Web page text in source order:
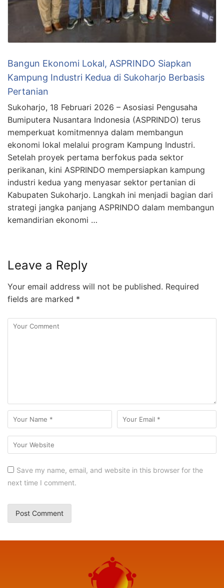
Bangun Ekonomi Lokal, ASPRINDO Siapkan
Kampung Industri Kedua di Sukoharjo Berbasis
Pertanian
Sukoharjo, 18 Februari 2026 – Asosiasi Pengusaha
Bumiputera Nusantara Indonesia (ASPRINDO) terus
memperkuat komitmennya dalam membangun
ekonomi lokal melalui program Kampung Industri.
Setelah proyek pertama berfokus pada sektor
perikanan, kini ASPRINDO mempersiapkan kampung
industri kedua yang menyasar sektor pertanian di
Kabupaten Sukoharjo. Langkah ini menjadi bagian dari
strategi jangka panjang ASPRINDO dalam membangun
kemandirian ekonomi …
Leave a Reply
Your email address will not be published. Required
fields are marked *
Save my name, email, and website in this browser for the
next time I comment.